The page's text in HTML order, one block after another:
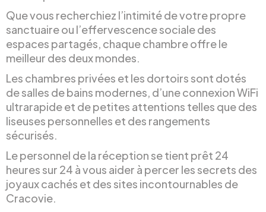
Que vous recherchiez l’intimité de votre propre
sanctuaire ou l’effervescence sociale des
espaces partagés, chaque chambre offre le
meilleur des deux mondes.
Les chambres privées et les dortoirs sont dotés
de salles de bains modernes, d’une connexion WiFi
ultrarapide et de petites attentions telles que des
liseuses personnelles et des rangements
sécurisés.
Le personnel de la réception se tient prêt 24
heures sur 24 à vous aider à percer les secrets des
joyaux cachés et des sites incontournables de
Cracovie.